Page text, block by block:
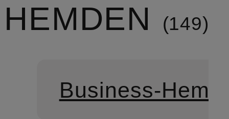
HEMDEN
149
Business-